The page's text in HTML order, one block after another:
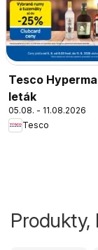
Tesco
leták
05.08. - 11.08.2026
Tesco
Produkty,